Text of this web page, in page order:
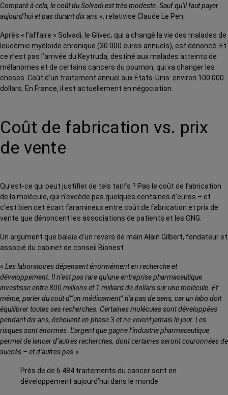
Comparé à cela, le coût du Solvadi est très modeste. Sauf qu’il faut payer
aujourd’hui et pas durant dix ans », relativise Claude Le Pen.
Après « l’affaire » Solvadi, le Glivec, qui a changé la vie des malades de
leucémie myéloïde chronique (30 000 euros annuels), est dénoncé. Et
ce n’est pas l’arrivée du Keytruda, destiné aux malades atteints de
mélanomes et de certains cancers du poumon, qui va changer les
choses. Coût d’un traitement annuel aux États-Unis: environ 100 000
dollars. En France, il est actuellement en négociation.
Coût de fabrication vs. prix
de vente
Qu’est-ce qui peut justifier de tels tarifs ? Pas le coût de fabrication
de la molécule, qui n’excède pas quelques centaines d’euros – et
c’est bien cet écart faramineux entre coût de fabrication et prix de
vente que dénoncent les associations de patients et les ONG.
Un argument que balaie d’un revers de main Alain Gilbert, fondateur et
associé du cabinet de conseil Bionest :
« Les laboratoires dépensent énormément en recherche et
développement. Il n’est pas rare qu’une entreprise pharmaceutique
investisse entre 800 millions et 1 milliard de dollars sur une molécule. Et
même, parler du coût d’‘‘un médicament’’ n’a pas de sens, car un labo doit
équilibrer toutes ses recherches. Certaines molécules sont développées
pendant dix ans, échouent en phase 3 et ne voient jamais le jour. Les
risques sont énormes. L’argent que gagne l’industrie pharmaceutique
permet de lancer d’autres recherches, dont certaines seront couronnées de
succès – et d’autres pas. »
Près de de 6 484 traitements du cancer sont en
développement aujourd’hui dans le monde